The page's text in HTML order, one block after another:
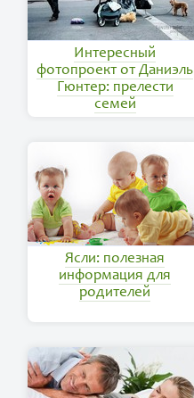
Интересный
фотопроект от Даниэль
Гюнтер: прелести
семей
Ясли: полезная
информация для
родителей